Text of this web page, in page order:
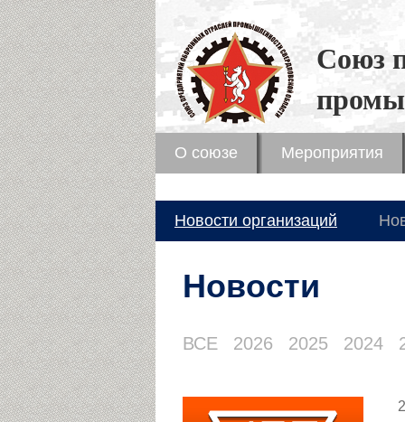
Союз
О союзе Мероприятия
Новости организаций
Новости
ВСЕ 2026 2025 2024